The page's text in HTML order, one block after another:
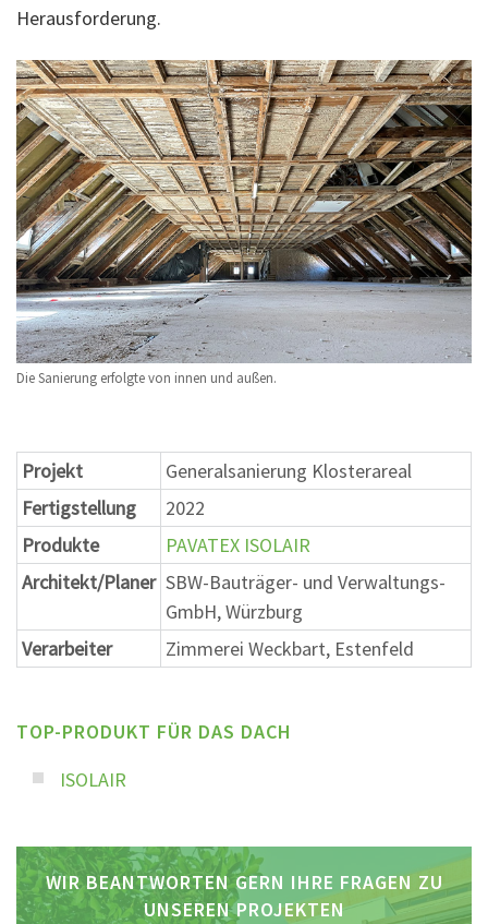
Herausforderung.
Die Sanierung erfolgte von innen und außen.
Projekt
Generalsanierung Klosterareal
Fertigstellung
2022
Produkte
PAVATEX ISOLAIR
Architekt/Planer SBW-Bauträger- und Verwaltungs-
GmbH, Würzburg
Verarbeiter
Zimmerei Weckbart, Estenfeld
TOP-PRODUKT FÜR DAS DACH
ISOLAIR
WIR BEANTWORTEN GERN IHRE FRAGEN ZU
UNSEREN PROJEKTEN